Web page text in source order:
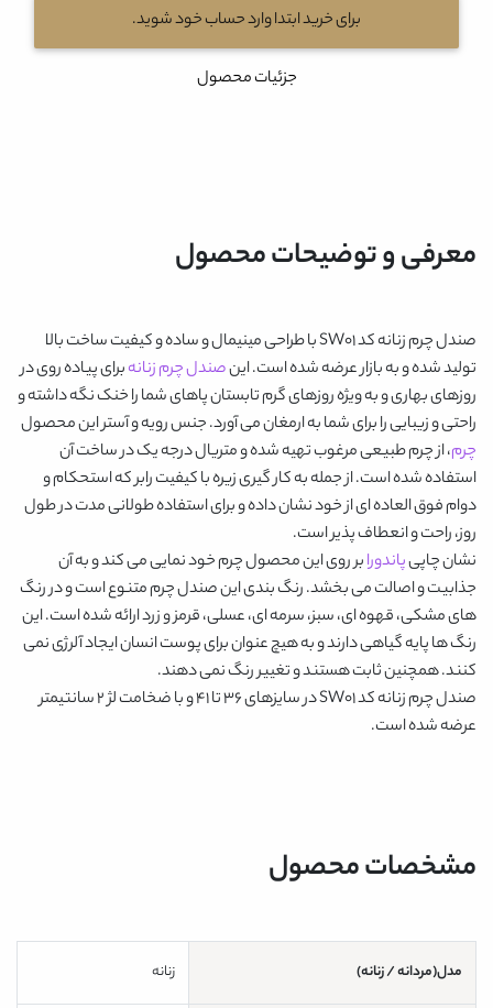
برای خرید ابتدا وارد حساب خود شوید.
جزئیات محصول
معرفی و توضیحات محصول
صندل چرم زنانه کد SW01
با طراحی مینیمال و ساده و کیفیت ساخت بالا
تولید شده و به بازار عرضه شده است. اینصندل چرم زنانهبرای پیاده روی در
روزهای بهاری و به ویژه روزهای گرم تابستان پاهای شما را خنک نگه داشته و
راحتی و زیبایی را برای شما به ارمغان می آورد. جنس رویه و آستر این محصول
چرم، از چرم طبیعی مرغوب تهیه شده و متریال درجه یک در ساخت آن
استفاده شده است. از جمله به کار گیری زیره با کیفیت رابر که استحکام و
دوام فوق العاده ای از خود نشان داده و برای استفاده طولانی مدت در طول
روز، راحت و انعطاف پذیر است.
نشان چاپیپاندورابر روی این محصولچرمخود نمایی می کند و به آن
جذابیت و اصالت می بخشد. رنگ بندی این صندل چرم متنوع است و در رنگ
هایمشکی، قهوه ای، سبز، سرمه ای، عسلی، قرمز و زردارائه شده است. این
رنگ ها پایه گیاهی دارند و به هیچ عنوان برای پوست انسان ایجاد آلرژی نمی
کنند. همچنین ثابت هستند و تغییر رنگ نمی دهند.
صندل چرم زنانه کد SW01
در سایزهای 36 تا 41 و با ضخامت لژ 2 سانتیمتر
عرضه شده است.
مشخصات محصول
مدل(مردانه / زنانه) زنانه